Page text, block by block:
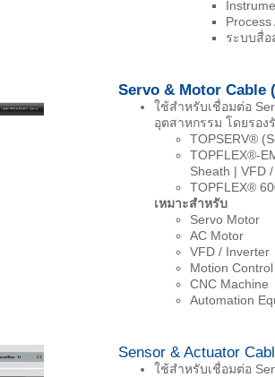
Process
ระบบสื่
Servo & Motor Cable
ใช้สำหรับเชื่อมต่อ
อุตสาหกรรม โดยรอ
TOPSERV®
TOPFLEX®-
Sheath | VFD
TOPFLEX®
เหมาะสำหรับ
Servo Motor
AC Motor
VFD / Inverter
Motion Control
CNC Machine
Automation
Sensor & Actuator
ใช้สำหรับเชื่อมต่อ